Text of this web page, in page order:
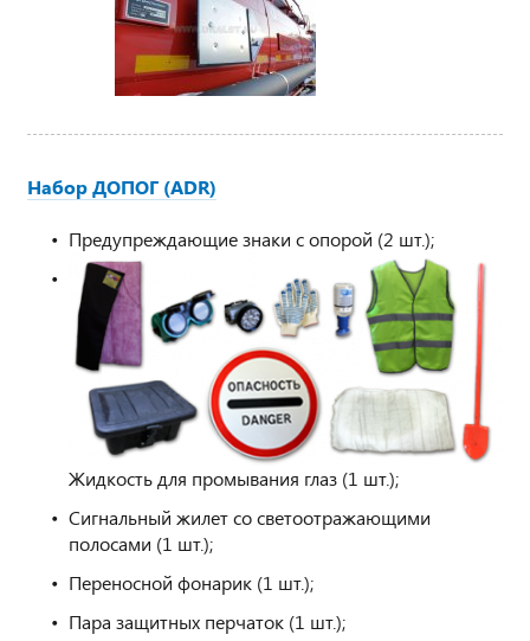
Набор ДОПОГ (ADR)
Предупреждающие знаки с опорой (2 шт.);
Жидкость для промывания глаз (1 шт.);
Сигнальный жилет со светоотражающими
полосами (1 шт.);
Переносной фонарик (1 шт.);
Пара защитных перчаток (1 шт.);